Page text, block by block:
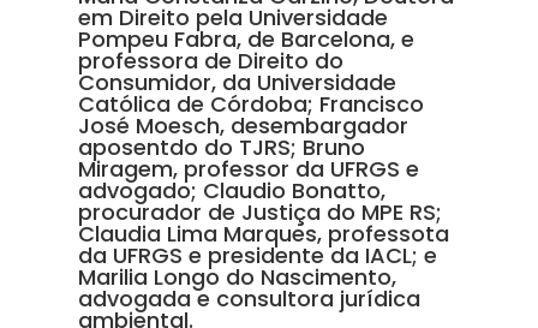
em Direito pela Universidade
Pompeu Fabra, de Barcelona, e
professora de Direito do
Consumidor, da Universidade
Católica de Córdoba; Francisco
José Moesch, desembargador
aposentdo do TJRS; Bruno
Miragem, professor da UFRGS e
advogado; Claudio Bonatto,
procurador de Justiça do MPE RS;
Claudia Lima Marques, professota
da UFRGS e presidente da IACL; e
Marilia Longo do Nascimento,
advogada e consultora jurídica
ambiental.